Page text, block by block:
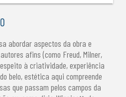
abordar aspectos da obra e
afins (como Freud, Milner,
à criatividade, experiência
belo, estética aqui compreende
que passam pelos campos da